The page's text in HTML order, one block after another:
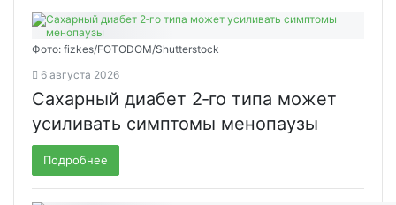
Фото: fizkes/FOTODOM/Shutterstock
6 августа 2026
Сахарный диабет 2‑го типа может
усиливать симптомы менопаузы
Подробнее